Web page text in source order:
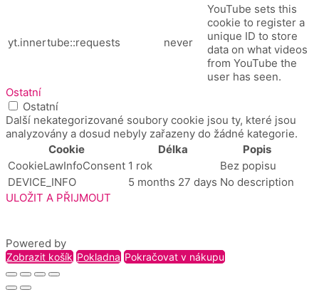
yt.innertube::requests never
YouTube sets this
cookie to register a
unique ID to store
data on what videos
from YouTube the
user has seen.
Ostatní
Ostatní
Další nekategorizované soubory cookie jsou ty, které jsou
analyzovány a dosud nebyly zařazeny do žádné kategorie.
Cookie
Délka
Popis
CookieLawInfoConsent 1 rok
Bez popisu
DEVICE_INFO
5 months 27 days No description
ULOŽIT A PŘIJMOUT
Powered by
Zobrazit košík Pokladna Pokračovat v nákupu